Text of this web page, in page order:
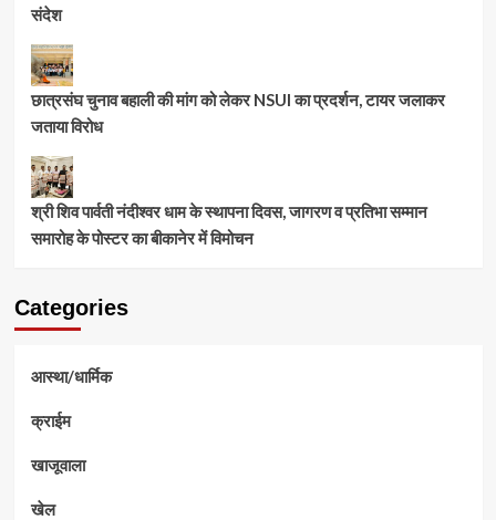
संदेश
छात्रसंघ चुनाव बहाली की मांग को लेकर NSUI का प्रदर्शन, टायर जलाकर
जताया विरोध
श्री शिव पार्वती नंदीश्वर धाम के स्थापना दिवस, जागरण व प्रतिभा सम्मान
समारोह के पोस्टर का बीकानेर में विमोचन
Categories
आस्था/धार्मिक
क्राईम
खाजूवाला
खेल